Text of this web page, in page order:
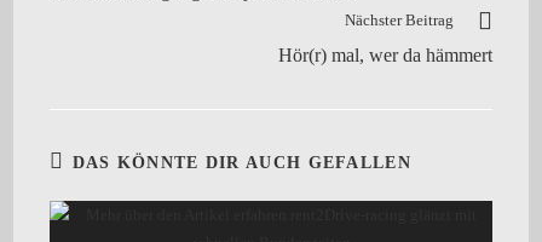
Nächster Beitrag
Hör(r) mal, wer da hämmert
DAS KÖNNTE DIR AUCH GEFALLEN